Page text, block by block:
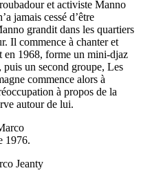
et activiste Manno
jamais cessé d’être
grandit dans les quartiers
Il commence à chanter et
en 1968, forme un mini-djaz
puis un second groupe, Les
commence alors à
à propos de la
autour de lui.
Jeanty